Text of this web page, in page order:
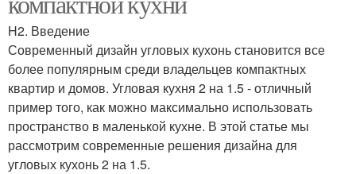
H2. Введение
Современный дизайн угловых кухонь становится все
более популярным среди владельцев компактных
квартир и домов. Угловая кухня 2 на 1.5 - отличный
пример того, как можно максимально использовать
пространство в маленькой кухне. В этой статье мы
рассмотрим современные решения дизайна для
угловых кухонь 2 на 1.5.